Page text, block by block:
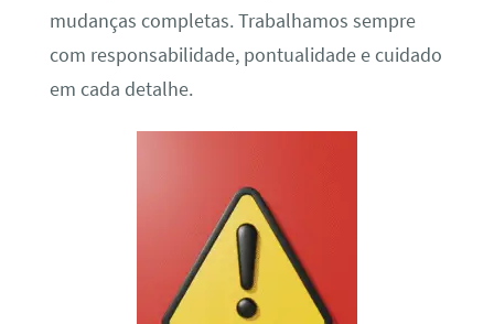
mudanças completas. Trabalhamos sempre
com responsabilidade, pontualidade e cuidado
em cada detalhe.